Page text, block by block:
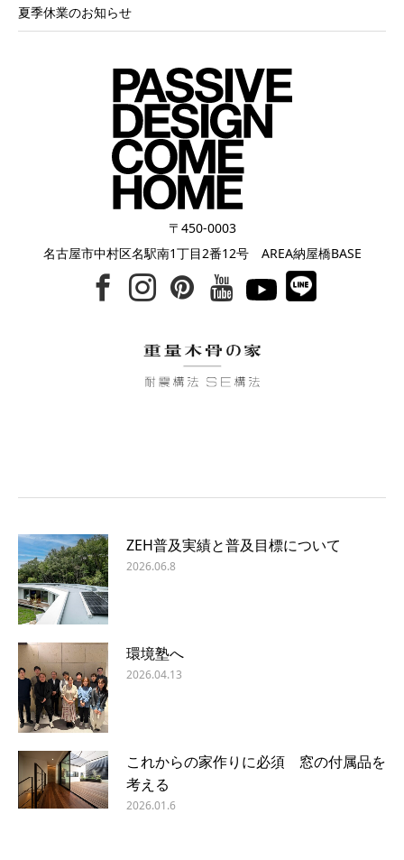
夏季休業のお知らせ
〒450-0003
名古屋市中村区名駅南1丁目2番12号 AREA納屋橋BASE
ZEH普及実績と普及目標について
2026.06.8
環境塾へ
2026.04.13
これからの家作りに必須 窓の付属品を
考える
2026.01.6